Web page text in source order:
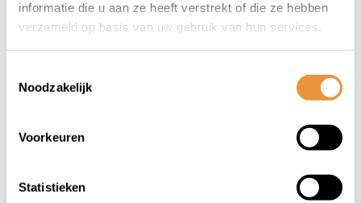
informatie die u aan ze heeft verstrekt of die ze hebben
verzameld op basis van uw gebruik van hun services.
Noodzakelijk
Voorkeuren
Statistieken